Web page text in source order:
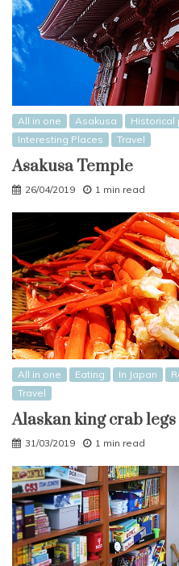
All in one Asakusa Historical
Interesting Places
Travel
Asakusa Temple
26/04/2019 1 min read
All in one Eating In Japan
Travel
Alaskan king crab
31/03/2019 1 min read